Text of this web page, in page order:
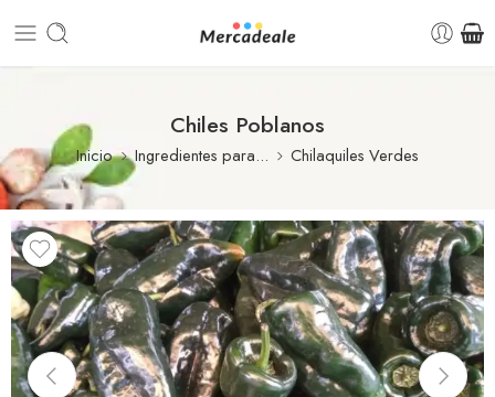
Chiles Poblanos
Inicio Ingredientes para... Chilaquiles Verdes